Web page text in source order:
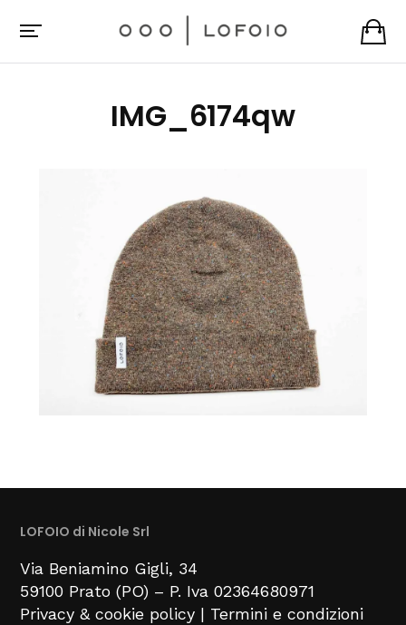
IMG_6174qw
LOFOIO di Nicole Srl
Via Beniamino Gigli, 34
59100 Prato (PO) – P. Iva 02364680971
Privacy & cookie policy | Termini e condizioni